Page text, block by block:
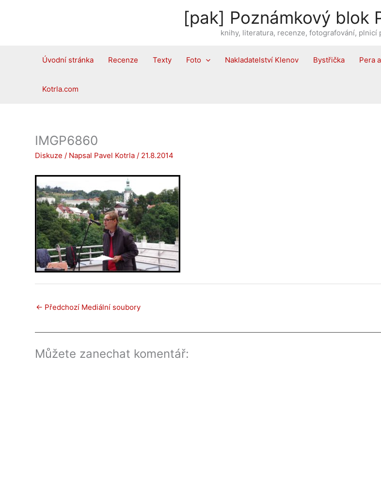
[pak] Poznámkový blok
knihy, literatura, recenze, fotografování, plnicí
Úvodní stránka Recenze Texty Foto Nakladatelství Klenov Bystřička Pera
Kotrla.com
IMGP6860
Diskuze / Napsal Pavel Kotrla / 21.8.2014
← Předchozí Mediální soubory
Můžete zanechat komentář: